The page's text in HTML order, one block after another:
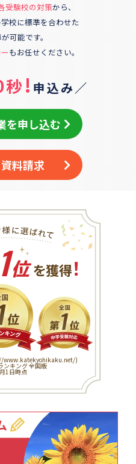
受験校の対策から、
校に標準を合わせた
可能です。
もお任せください。
! 申込み／
を申し込む
料請求
位を獲得！
www.katekyohikaku.net/)
ンキング 全国版
1日時点